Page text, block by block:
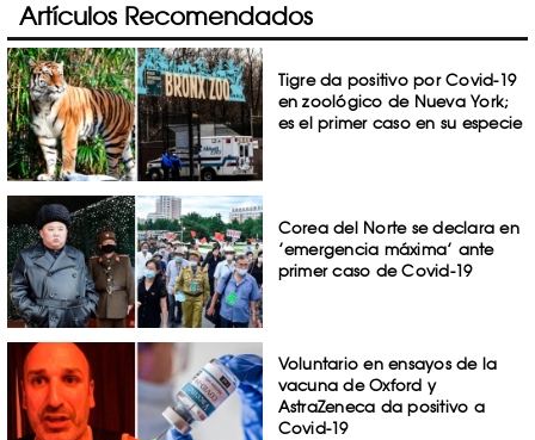
Artículos Recomendados
Tigre da positivo por Covid-19
en zoológico de Nueva York;
es el primer caso en su especie
Corea del Norte se declara en
’emergencia máxima’ ante
primer caso de Covid-19
Voluntario en ensayos de la
vacuna de Oxford y
AstraZeneca da positivo a
Covid-19